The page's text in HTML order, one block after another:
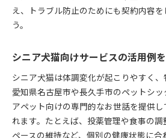
え、トラブル防止のためにも契約内容
う。
シニア犬猫向けサービスの活用例
シニア犬猫は体調変化が起こりやすく、
愛知県名古屋市や長久手市のペットシ
アペット向けの専門的なお世話を提供
れます。たとえば、投薬管理や食事の
ペースの維持など、個別の健康状態に合